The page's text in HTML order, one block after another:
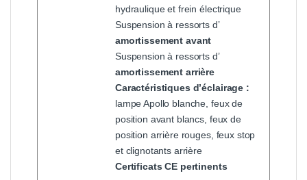
hydraulique et frein électrique
Suspension à ressorts d’
amortissement avant
Suspension à ressorts d’
amortissement arrière
Caractéristiques d’éclairage :
lampe Apollo blanche, feux de
position avant blancs, feux de
position arrière rouges, feux stop
et clignotants arrière
Certificats CE pertinents